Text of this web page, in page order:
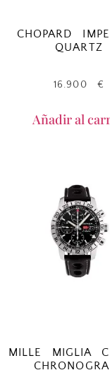
CHOPARD
QUARTZ
16.900 €
Añadir al
MILLE MIGLIA